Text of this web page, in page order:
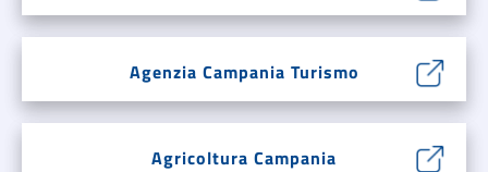
Agenzia Campania Turismo
Agricoltura Campania